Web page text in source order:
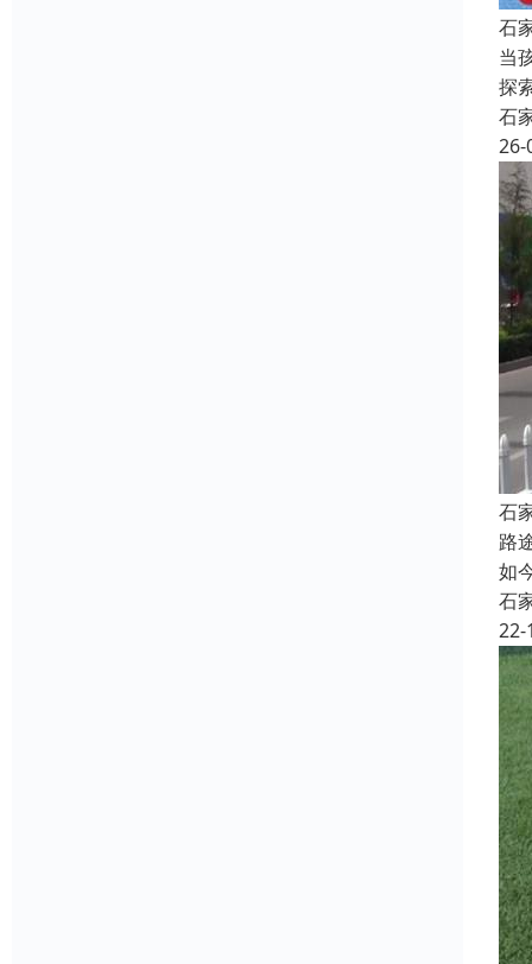
石
当
探
石
26-
石
路
如
石
22-